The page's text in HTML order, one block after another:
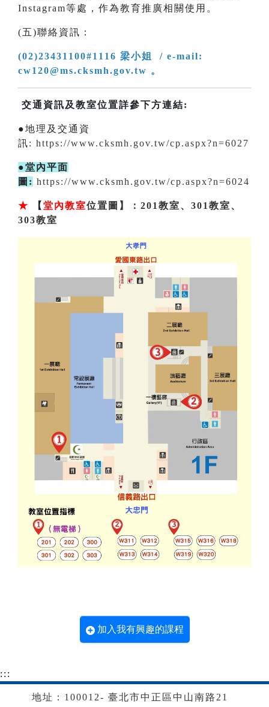
Instagram等處，作為教育推廣相關使用。
(五)聯絡資訊：
(02)23431100#1116 梁小姐 / e-mail:
cw120@ms.cksmh.gov.tw 。
交通資訊及教室位置詳參下方連結:
●地理及交通資
訊: https://www.cksmh.gov.tw/cp.aspx?n=6027
●堂內平面
圖: https://www.cksmh.gov.tw/cp.aspx?n=6024
★ 【 堂內教室位置圖】：201教室、301教室、
303教室
加入我有興趣的課程
:::
地址：100012- 臺北市中正區中山南路21